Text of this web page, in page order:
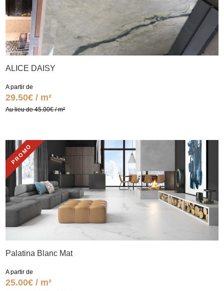
ALICE DAISY
A partir de
29.50€ / m²
Au lieu de 45.00€ / m²
PROMO
Palatina Blanc Mat
A partir de
25.00€ / m²